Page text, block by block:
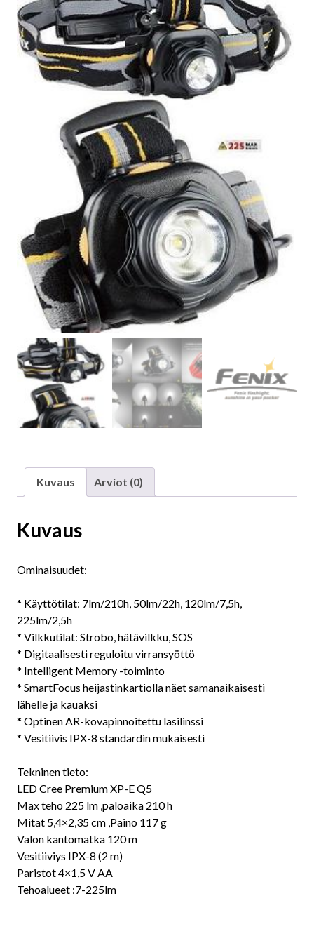
Kuvaus Arviot (0)
Kuvaus
Ominaisuudet:
* Käyttötilat: 7lm/210h, 50lm/22h, 120lm/7,5h,
225lm/2,5h
* Vilkkutilat: Strobo, hätävilkku, SOS
* Digitaalisesti reguloitu virransyöttö
* Intelligent Memory -toiminto
* SmartFocus heijastinkartiolla näet samanaikaisesti
lähelle ja kauaksi
* Optinen AR-kovapinnoitettu lasilinssi
* Vesitiivis IPX-8 standardin mukaisesti
Tekninen tieto:
LED Cree Premium XP-E Q5
Max teho 225 lm ,paloaika 210 h
Mitat 5,4×2,35 cm ,Paino 117 g
Valon kantomatka 120 m
Vesitiiviys IPX-8 (2 m)
Paristot 4×1,5 V AA
Tehoalueet :7-225lm